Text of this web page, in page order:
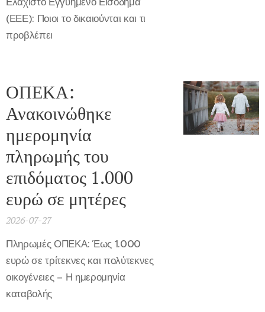
(ΕΕΕ): Ποιοι το δικαιούνται και τι
προβλέπει
ΟΠΕΚΑ:
Ανακοινώθηκε
ημερομηνία
πληρωμής του
επιδόματος 1.000
ευρώ σε μητέρες
2026-07-27
Πληρωμές ΟΠΕΚΑ: Έως 1.000
ευρώ σε τρίτεκνες και πολύτεκνες
οικογένειες – Η ημερομηνία
καταβολής